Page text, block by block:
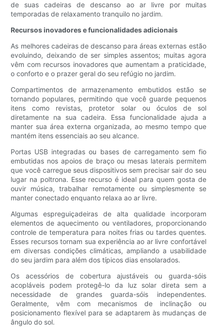
de suas cadeiras de descanso ao ar livre por muitas
temporadas de relaxamento tranquilo no jardim.
Recursos inovadores e funcionalidades adicionais
As melhores cadeiras de descanso para áreas externas estão
evoluindo, deixando de ser simples assentos; muitas agora
vêm com recursos inovadores que aumentam a praticidade,
o conforto e o prazer geral do seu refúgio no jardim.
Compartimentos de armazenamento embutidos estão se
tornando populares, permitindo que você guarde pequenos
itens como revistas, protetor solar ou óculos de sol
diretamente na sua cadeira. Essa funcionalidade ajuda a
manter sua área externa organizada, ao mesmo tempo que
mantém itens essenciais ao seu alcance.
Portas USB integradas ou bases de carregamento sem fio
embutidas nos apoios de braço ou mesas laterais permitem
que você carregue seus dispositivos sem precisar sair do seu
lugar na poltrona. Esse recurso é ideal para quem gosta de
ouvir música, trabalhar remotamente ou simplesmente se
manter conectado enquanto relaxa ao ar livre.
Algumas espreguiçadeiras de alta qualidade incorporam
elementos de aquecimento ou ventiladores, proporcionando
controle de temperatura para noites frias ou tardes quentes.
Esses recursos tornam sua experiência ao ar livre confortável
em diversas condições climáticas, ampliando a usabilidade
do seu jardim para além dos típicos dias ensolarados.
Os acessórios de cobertura ajustáveis ​​ou guarda-sóis
acopláveis ​​podem protegê-lo da luz solar direta sem a
necessidade de grandes guarda-sóis independentes.
Geralmente, vêm com mecanismos de inclinação ou
posicionamento flexível para se adaptarem às mudanças de
ângulo do sol.